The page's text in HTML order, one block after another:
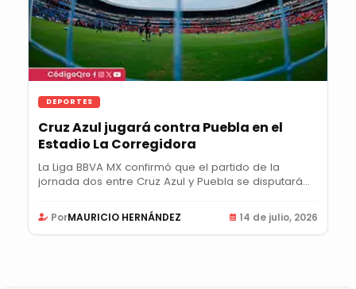
DEPORTES
Cruz Azul jugará contra Puebla en el
Estadio La Corregidora
La Liga BBVA MX confirmó que el partido de la
jornada dos entre Cruz Azul y Puebla se disputará
PorMAURICIO HERNÁNDEZ 14 de julio, 2026